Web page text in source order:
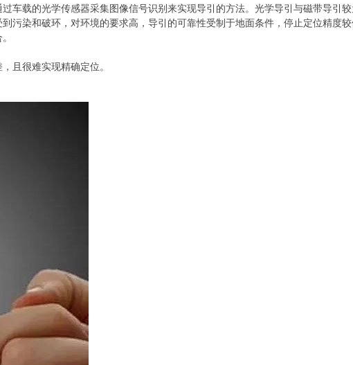
车载的光学传感器采集图像信号识别来实现导引的方法。光学导引与磁带导引
染和破环，对环境的要求高，导引的可靠性受制于地面条件，停止定位精度较
且很难实现精确定位。